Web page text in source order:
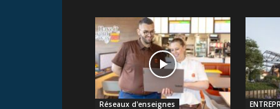
Réseaux d'enseignes